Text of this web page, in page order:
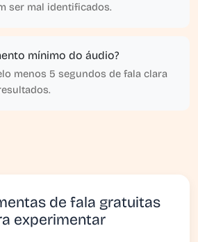
ser mal identificados.
mínimo do áudio?
menos 5 segundos de fala clara
de fala gratuitas
experimentar